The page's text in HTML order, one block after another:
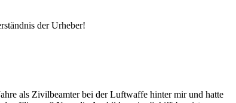
der Urheber!
als Zivilbeamter bei der Luftwaffe hinter mir und hatte